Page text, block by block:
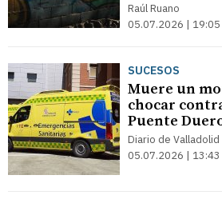
Raúl Ruano
05.07.2026 | 19:05
SUCESOS
Muere un
chocar
Puente
Diario de Valladolid
05.07.2026 | 13:43